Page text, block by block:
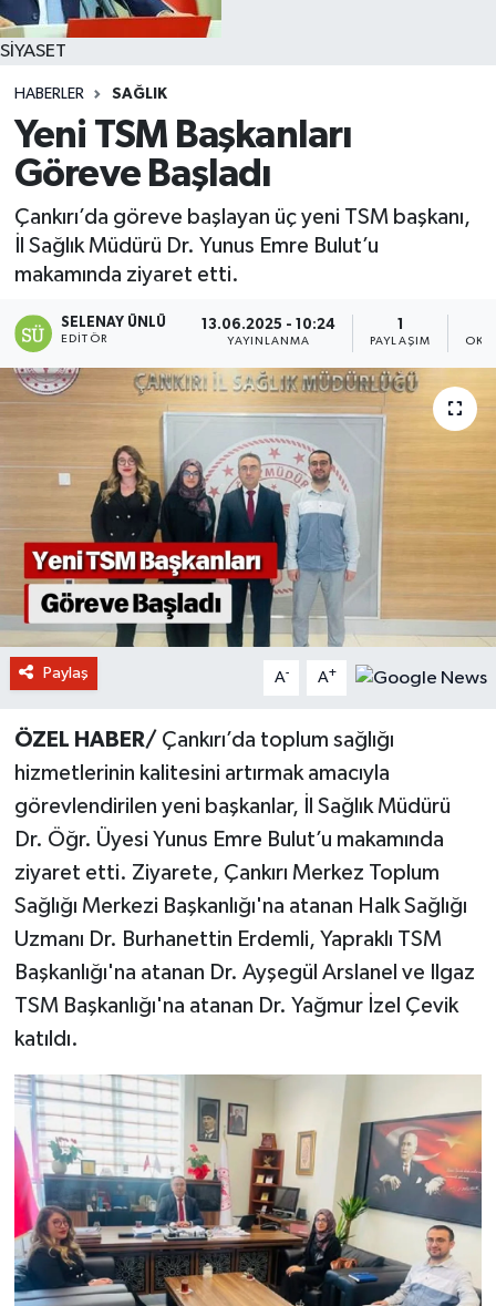
SİYASET
HABERLER SAĞLIK
Yeni TSM Başkanları
Göreve Başladı
Çankırı’da göreve başlayan üç yeni TSM başkanı,
İl Sağlık Müdürü Dr. Yunus Emre Bulut’u
makamında ziyaret etti.
SELENAY ÜNLÜ
EDITÖR
13.06.2025 - 10:24
YAYINLANMA PAYLAŞIM
Paylaş A- A+
ÖZEL HABER/ Çankırı’da toplum sağlığı
hizmetlerinin kalitesini artırmak amacıyla
görevlendirilen yeni başkanlar, İl Sağlık Müdürü
Dr. Öğr. Üyesi Yunus Emre Bulut’u makamında
ziyaret etti. Ziyarete, Çankırı Merkez Toplum
Sağlığı Merkezi Başkanlığı'na atanan Halk Sağlığı
Uzmanı Dr. Burhanettin Erdemli, Yapraklı TSM
Başkanlığı'na atanan Dr. Ayşegül Arslanel ve Ilgaz
TSM Başkanlığı'na atanan Dr. Yağmur İzel Çevik
katıldı.